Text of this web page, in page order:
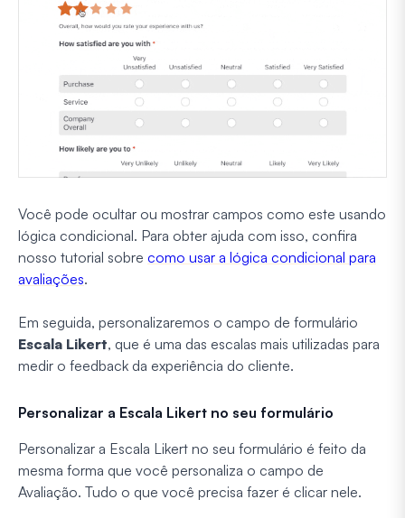
Você pode ocultar ou mostrar campos como este usando
lógica condicional. Para obter ajuda com isso, confira
nosso tutorial sobre como usar a lógica condicional para
avaliações.
Em seguida, personalizaremos o campo de formulário
Escala Likert, que é uma das escalas mais utilizadas para
medir o feedback da experiência do cliente.
Personalizar a Escala Likert no seu formulário
Personalizar a Escala Likert no seu formulário é feito da
mesma forma que você personaliza o campo de
Avaliação. Tudo o que você precisa fazer é clicar nele.